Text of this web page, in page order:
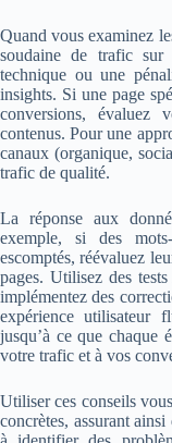
Quand vous examinez
soudaine de trafic sur
technique ou une
insights. Si une page
conversions, évaluez
contenus. Pour une
canaux (organique,
trafic de qualité.
La réponse aux
exemple, si des
escomptés, réévaluez
pages. Utilisez des
implémentez des
expérience utilisateur
jusqu’à ce que chaque
votre trafic et à vos
Utiliser ces conseils
concrètes, assurant